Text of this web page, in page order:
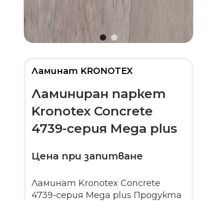
Ламинат KRONOTEX
Ламиниран паркет
Kronotex Concrete
4739-серия Mega plus
Цена при запитване
Ламинат Kronotex Concrete
4739-серия Mega plus Продукта